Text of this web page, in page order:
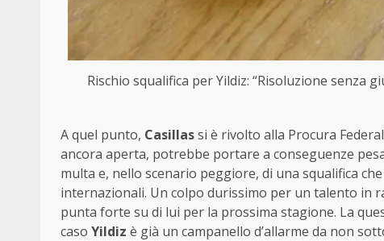
Rischio squalifica per Yildiz: “Risoluzione senza
A quel punto, Casillassi è rivolto alla Procura
ancora aperta, potrebbe portare a conseguenze
multa e, nello scenario peggiore, di una squalifica
internazionali. Un colpo durissimo per un talento in
punta forte su di lui per la prossima stagione. La
caso Yildiz è già un campanello d’allarme da non